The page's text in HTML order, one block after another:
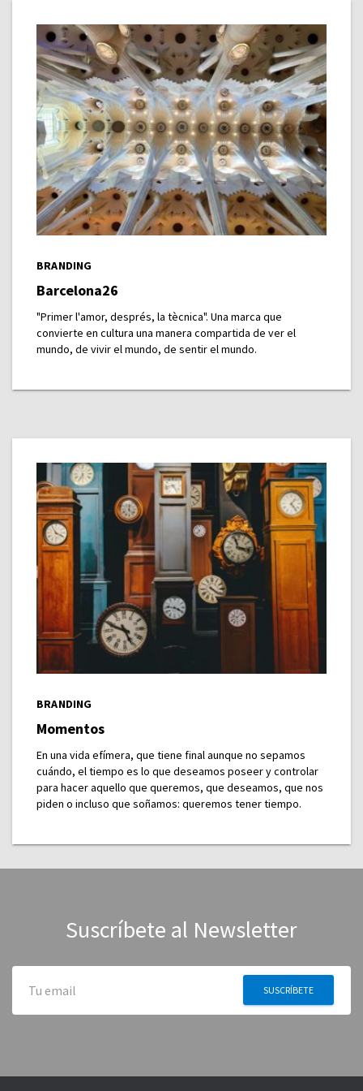
BRANDING
Barcelona26
"Primer l'amor, després, la tècnica". Una marca que
convierte en cultura una manera compartida de ver el
mundo, de vivir el mundo, de sentir el mundo.
BRANDING
Momentos
En una vida efímera, que tiene final aunque no sepamos
cuándo, el tiempo es lo que deseamos poseer y controlar
para hacer aquello que queremos, que deseamos, que nos
piden o incluso que soñamos: queremos tener tiempo.
Suscríbete al Newsletter